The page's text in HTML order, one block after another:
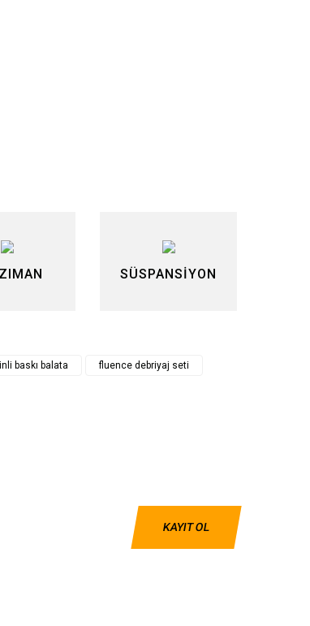
SÜSPANSİYON
baskı balata fluence debriyaj seti
KAYIT OL